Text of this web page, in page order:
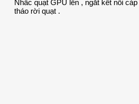
Nhấc quạt GPU lên , ngắt kết nối
tháo rời quạt .